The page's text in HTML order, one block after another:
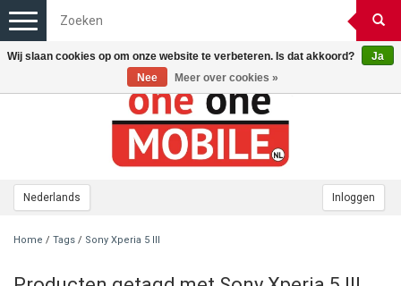
Nederlands Inloggen
Toggle
navigation
Home / Tags / Sony Xperia 5 III
Wij slaan cookies op om onze website te verbeteren. Is dat akkoord?
Ja
Nee
Meer over cookies »